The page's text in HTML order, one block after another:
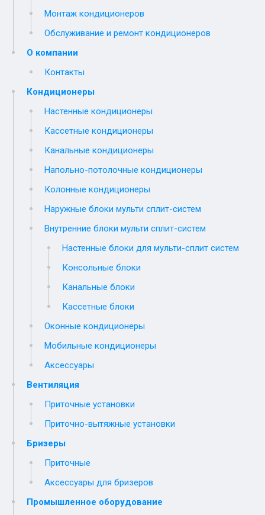
Монтаж кондиционеров
Обслуживание и ремонт кондиционеров
О компании
Контакты
Кондиционеры
Настенные кондиционеры
Кассетные кондиционеры
Канальные кондиционеры
Напольно-потолочные кондиционеры
Колонные кондиционеры
Наружные блоки мульти сплит-систем
Внутренние блоки мульти сплит-систем
Настенные блоки для мульти-сплит систем
Консольные блоки
Канальные блоки
Кассетные блоки
Оконные кондиционеры
Мобильные кондиционеры
Аксессуары
Вентиляция
Приточные установки
Приточно-вытяжные установки
Бризеры
Приточные
Аксессуары для бризеров
Промышленное оборудование